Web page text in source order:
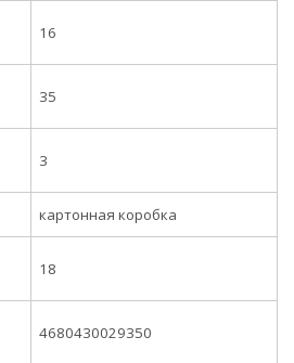
16
35
3
картонная коробка
18
4680430029350